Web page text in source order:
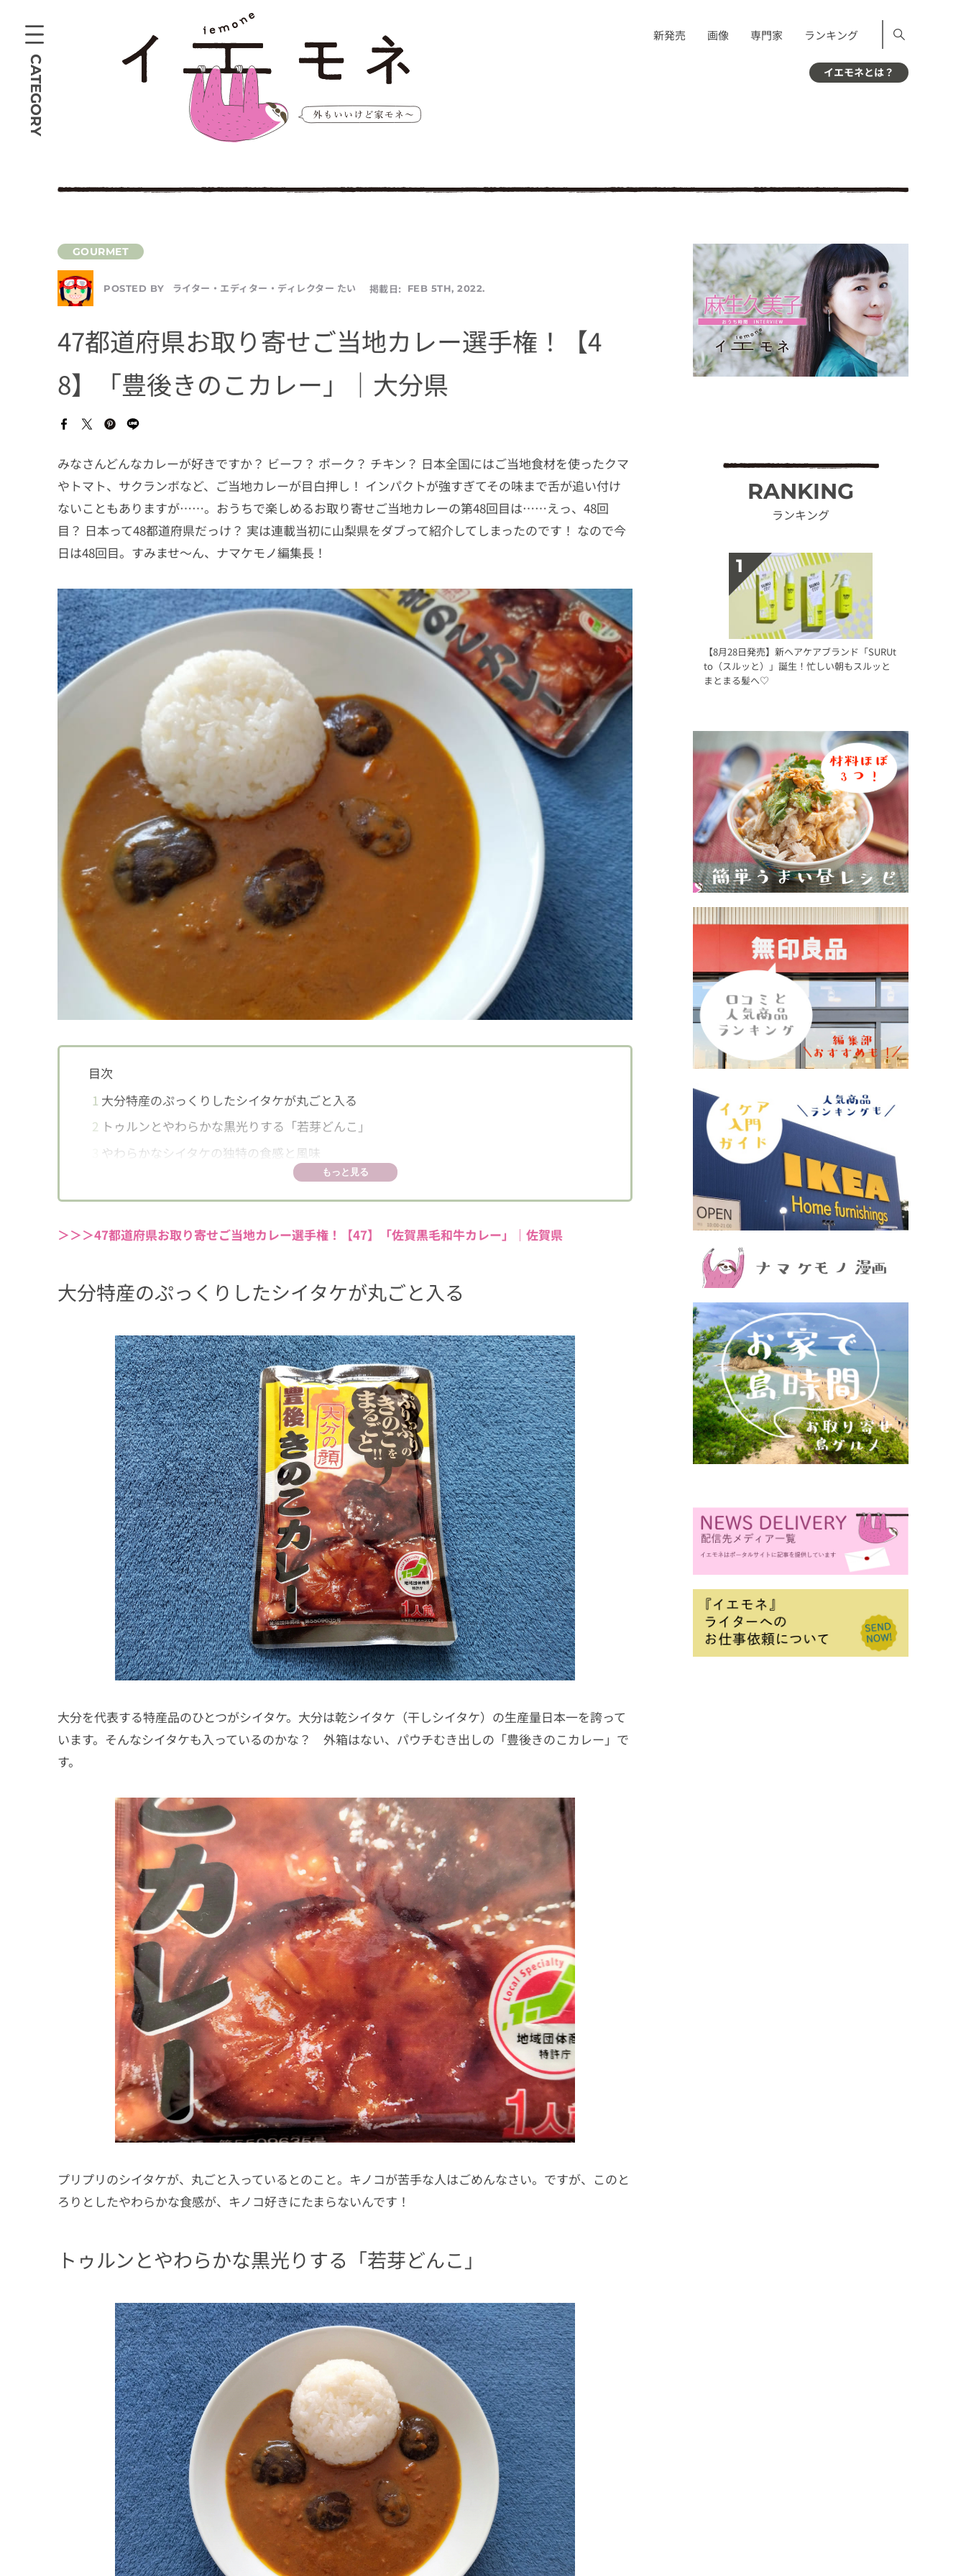
CATEGORY
新発売 画像 専門家 ランキング
イエモネとは？
POSTED BY ライター・エディター・ディレクター たい 掲載日: FEB 5TH, 2022.
47都道府県お取り寄せご当地カレー選手権！【4
8】「豊後きのこカレー」｜大分県
みなさんどんなカレーが好きですか？ ビーフ？ ポーク？ チキン？ 日本全国にはご当地食材を使ったクマ
やトマト、サクランボなど、ご当地カレーが目白押し！ インパクトが強すぎてその味まで舌が追い付け
ないこともありますが……。おうちで楽しめるお取り寄せご当地カレーの第48回目は……えっ、48回
目？ 日本って48都道府県だっけ？ 実は連載当初に山梨県をダブって紹介してしまったのです！ なので今
日は48回目。すみませ～ん、ナマケモノ編集長！
目次
1 大分特産のぷっくりしたシイタケが丸ごと入る
2 トゥルンとやわらかな黒光りする「若芽どんこ」
やわらかなシイタケの独特の食感と風味
もっと見る
＞＞＞47都道府県お取り寄せご当地カレー選手権！【47】「佐賀黒毛和牛カレー」｜佐賀県
大分特産のぷっくりしたシイタケが丸ごと入る
大分を代表する特産品のひとつがシイタケ。大分は乾シイタケ（干しシイタケ）の生産量日本一を誇って
います。そんなシイタケも入っているのかな？ 外箱はない、パウチむき出しの「豊後きのこカレー」で
す。
プリプリのシイタケが、丸ごと入っているとのこと。キノコが苦手な人はごめんなさい。ですが、このと
ろりとしたやわらかな食感が、キノコ好きにたまらないんです！
トゥルンとやわらかな黒光りする「若芽どんこ」
RANKING
ランキング
【8月28日発売】新ヘアケアブランド「SURUt
to（スルッと）」誕生！忙しい朝もスルッと
まとまる髪へ♡